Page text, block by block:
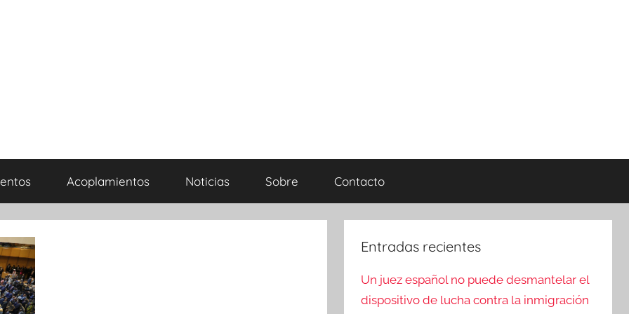
Acoplamientos Noticias Sobre Contacto
Entradas recientes
Un juez español no puede desmantelar el
dispositivo de lucha contra la inmigración